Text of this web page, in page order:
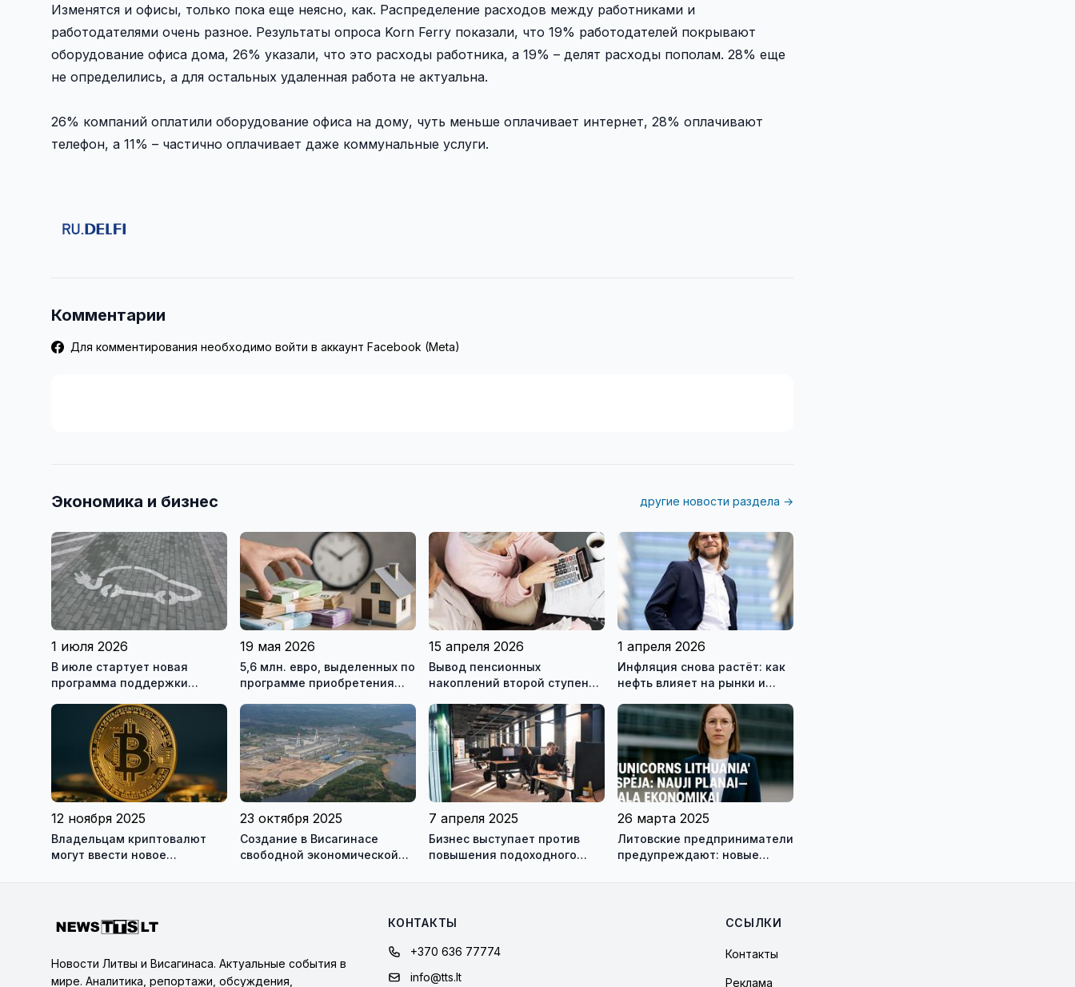
Изменятся и офисы, только пока еще неясно, как. Распределение расходов между работниками и
работодателями очень разное. Результаты опроса Korn Ferry показали, что 19% работодателей покрывают
оборудование офиса дома, 26% указали, что это расходы работника, а 19% – делят расходы пополам. 28% еще
не определились, а для остальных удаленная работа не актуальна.
26% компаний оплатили оборудование офиса на дому, чуть меньше оплачивает интернет, 28% оплачивают
телефон, а 11% – частично оплачивает даже коммунальные услуги.
Комментарии
Для комментирования необходимо войти в аккаунт Facebook (Meta)
Экономика и бизнес другие новости раздела →
1 июля 2026
В июле стартует новая
программа поддержки
миллионов евро
19 мая 2026
5,6 млн. евро, выделенных по
программе приобретения
15 апреля 2026
Вывод пенсионных
накоплений второй ступени:
приведёт
1 апреля 2026
Инфляция снова растёт: как
нефть влияет на рынки и
12 ноября 2025
Владельцам криптовалют
могут ввести новое
23 октября 2025
Создание в Висагинасе
свободной экономической
7 апреля 2025
Бизнес выступает против
повышения подоходного
26 марта 2025
Литовские предприниматели
предупреждают: новые
Новости Литвы и Висагинаса. Актуальные события в
мире. Аналитика, репортажи, обсуждения,
КОНТАКТЫ
+370 636 77774
info@tts.lt
ССЫЛКИ
Контакты
Реклама